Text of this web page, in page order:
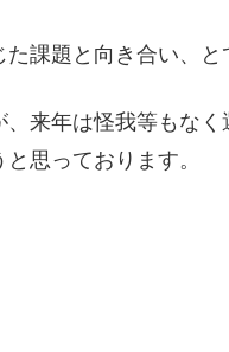
課題と向き合い、
来年は怪我等もな
思っております。